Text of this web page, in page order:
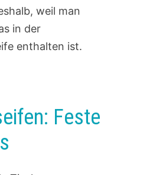
weil man
in der
enthalten ist.
Feste